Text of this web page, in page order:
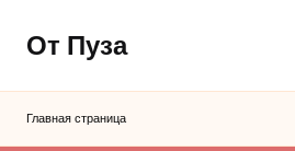
Перейти
содержимому
От Пуза
вкусные
Главная страница